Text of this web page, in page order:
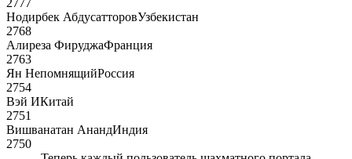
2777
Нодирбек АбдусатторовУзбекистан
2768
Алиреза ФируджаФранция
2763
Ян НепомнящийРоссия
2754
Вэй ИКитай
2751
Вишванатан АнандИндия
2750